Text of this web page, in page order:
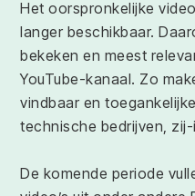
Het oorspronkelijke
langer beschikbaar.
bekeken en meest
YouTube-kanaal. Zo
vindbaar en
technische bedrijven,
De komende periode